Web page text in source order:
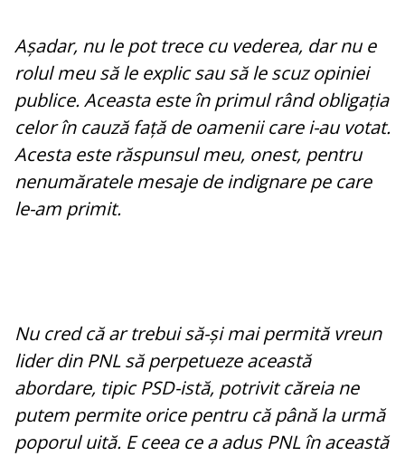
Așadar, nu le pot trece cu vederea, dar nu e
rolul meu să le explic sau să le scuz opiniei
publice. Aceasta este în primul rând obligația
celor în cauză față de oamenii care i-au votat.
Acesta este răspunsul meu, onest, pentru
nenumăratele mesaje de indignare pe care
le-am primit.
Nu cred că ar trebui să-și mai permită vreun
lider din PNL să perpetueze această
abordare, tipic PSD-istă, potrivit căreia ne
putem permite orice pentru că până la urmă
poporul uită. E ceea ce a adus PNL în această